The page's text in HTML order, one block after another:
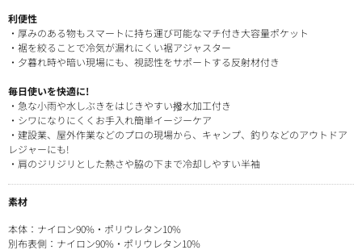
利便性
・厚みのある物もスマートに持ち運び可能なマチ付き大容量ポケット
・裾を絞ることで冷気が漏れにくい裾アジャスター
・夕暮れ時や暗い現場にも、視認性をサポートする反射材付き
毎日使いを快適に!
・急な小雨や水しぶきをはじきやすい撥水加工付き
・シワになりにくくお手入れ簡単イージーケア
・建設業、屋外作業などのプロの現場から、キャンプ、釣りなどのアウトドア
レジャーにも!
・肩のジリジリとした熱さや脇の下まで冷却しやすい半袖
素材
本体：ナイロン90%・ポリウレタン10%
別布表側：ナイロン90%・ポリウレタン10%